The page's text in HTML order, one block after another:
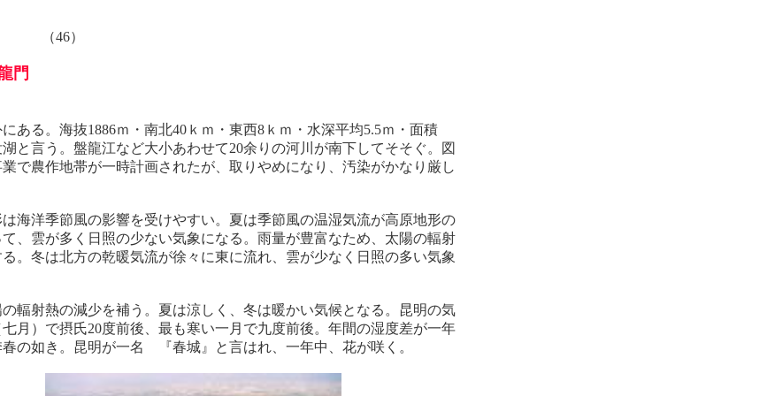
（46）
門
ある。海抜1886ｍ・南北40ｋｍ・東西8ｋｍ・水深平均5.5ｍ・面積
と言う。盤龍江など大小あわせて20余りの河川が南下してそそぐ。図
で農作地帯が一時計画されたが、取りやめになり、汚染がかなり厳し
海洋季節風の影響を受けやすい。夏は季節風の温湿気流が高原地形の
、雲が多く日照の少ない気象になる。雨量が豊富なため、太陽の輻射
。冬は北方の乾暖気流が徐々に東に流れ、雲が少なく日照の多い気象
輻射熱の減少を補う。夏は涼しく、冬は暖かい気候となる。昆明の気
月）で摂氏20度前後、最も寒い一月で九度前後。年間の湿度差が一年
春の如き。昆明が一名 『春城』と言はれ、一年中、花が咲く。